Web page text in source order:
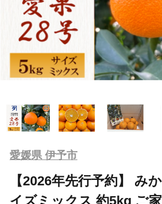
愛媛県 伊予市
【2026年先行予約】 み
イズミックス 約5kg ご